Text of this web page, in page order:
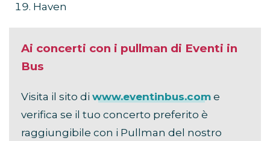
Haven
Ai concerti con i pullman di Eventi in
Bus
Visita il sito di www.eventinbus.com e
verifica se il tuo concerto preferito è
raggiungibile con i Pullman del nostro